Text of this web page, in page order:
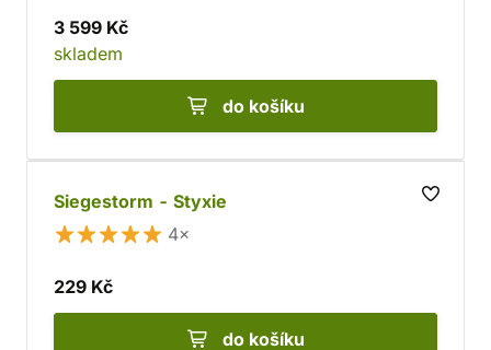
3 599 Kč
skladem
do košíku
Siegestorm - Styxie
4×
229 Kč
do košíku